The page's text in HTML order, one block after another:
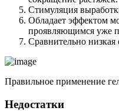
Стимуляция
Обладает эффектом
проявляющимся уже
Сравнительно низкая
Правильное применение
Недостатки